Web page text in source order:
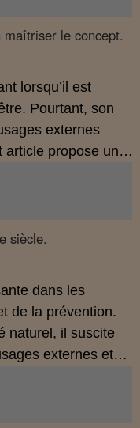
accessible pour
dans une
et sans
le concept.
lorsqu’il est
Pourtant, son
externes
article propose une
à la
afin de mieux
dans une
siècle.
dans les
de la prévention.
naturel, il suscite
externes et
claire, moderne
de 2026.